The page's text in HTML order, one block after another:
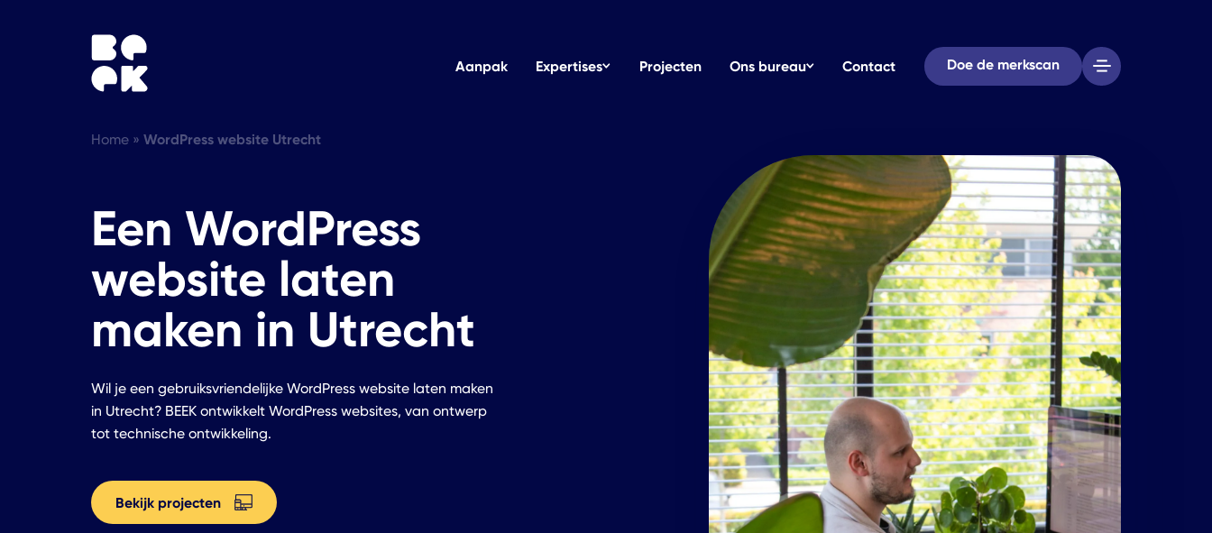
Aanpak Expertises
Persoonlijkheid tonen
Grafisch ontwerp
Digitaal, print en signing
Webdevelopment
Gebruikerservaring
Projecten Ons bureau
Ons bureau Onze vacatures
Kennis
Delen we graag
Contact Doe de merkscan
Home» WordPress website Utrecht
Een WordPress
website laten
maken in Utrecht
Wil je een gebruiksvriendelijke WordPress website laten maken
in Utrecht? BEEK ontwikkelt WordPress websites, van ontwerp
tot technische ontwikkeling.
Bekijk projecten